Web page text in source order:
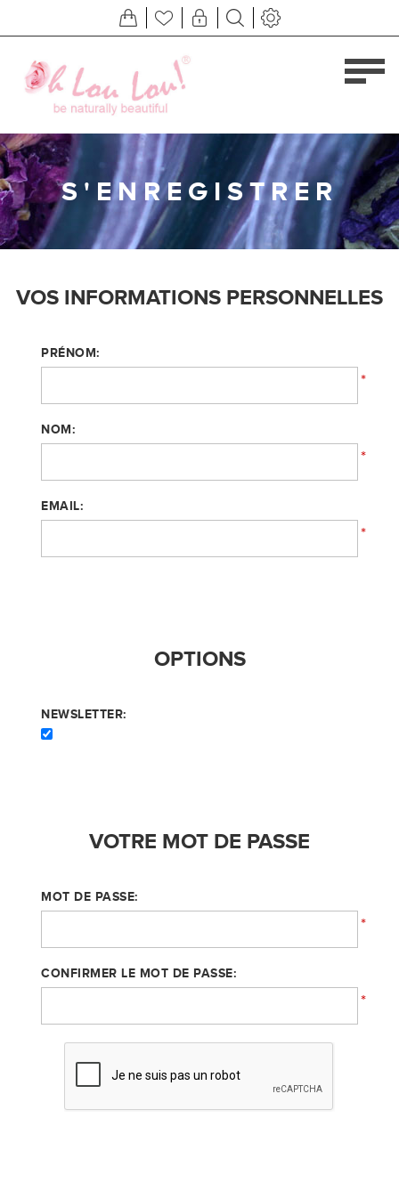
S'ENREGISTRER
VOS INFORMATIONS PERSONNELLES
PRÉNOM:
*
NOM:
*
EMAIL:
*
OPTIONS
NEWSLETTER:
VOTRE MOT DE PASSE
MOT DE PASSE:
*
CONFIRMER LE MOT DE PASSE:
*